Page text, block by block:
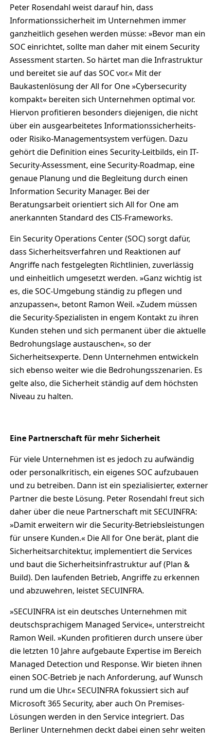
Peter Rosendahl weist darauf hin, dass
Informationssicherheit im Unternehmen immer
ganzheitlich gesehen werden müsse: »Bevor man ein
SOC einrichtet, sollte man daher mit einem Security
Assessment starten. So härtet man die Infrastruktur
und bereitet sie auf das SOC vor.« Mit der
Baukastenlösung der All for One »Cybersecurity
kompakt« bereiten sich Unternehmen optimal vor.
Hiervon profitieren besonders diejenigen, die nicht
über ein ausgearbeitetes Informationssicherheits-
oder Risiko-Managementsystem verfügen. Dazu
gehört die Definition eines Security-Leitbilds, ein IT-
Security-Assessment, eine Security-Roadmap, eine
genaue Planung und die Begleitung durch einen
Information Security Manager. Bei der
Beratungsarbeit orientiert sich All for One am
anerkannten Standard des CIS-Frameworks.
Ein Security Operations Center (SOC) sorgt dafür,
dass Sicherheitsverfahren und Reaktionen auf
Angriffe nach festgelegten Richtlinien, zuverlässig
und einheitlich umgesetzt werden. »Ganz wichtig ist
es, die SOC-Umgebung ständig zu pflegen und
anzupassen«, betont Ramon Weil. »Zudem müssen
die Security-Spezialisten in engem Kontakt zu ihren
Kunden stehen und sich permanent über die aktuelle
Bedrohungslage austauschen«, so der
Sicherheitsexperte. Denn Unternehmen entwickeln
sich ebenso weiter wie die Bedrohungsszenarien. Es
gelte also, die Sicherheit ständig auf dem höchsten
Niveau zu halten.
Eine Partnerschaft für mehr Sicherheit
Für viele Unternehmen ist es jedoch zu aufwändig
oder personalkritisch, ein eigenes SOC aufzubauen
und zu betreiben. Dann ist ein spezialisierter, externer
Partner die beste Lösung. Peter Rosendahl freut sich
daher über die neue Partnerschaft mit SECUINFRA:
»Damit erweitern wir die Security-Betriebsleistungen
für unsere Kunden.« Die All for One berät, plant die
Sicherheitsarchitektur, implementiert die Services
und baut die Sicherheitsinfrastruktur auf (Plan &
Build). Den laufenden Betrieb, Angriffe zu erkennen
und abzuwehren, leistet SECUINFRA.
»SECUINFRA ist ein deutsches Unternehmen mit
deutschsprachigem Managed Service«, unterstreicht
Ramon Weil. »Kunden profitieren durch unsere über
die letzten 10 Jahre aufgebaute Expertise im Bereich
Managed Detection und Response. Wir bieten ihnen
einen SOC-Betrieb je nach Anforderung, auf Wunsch
rund um die Uhr.« SECUINFRA fokussiert sich auf
Microsoft 365 Security, aber auch On Premises-
Lösungen werden in den Service integriert. Das
Berliner Unternehmen deckt dabei einen sehr weiten